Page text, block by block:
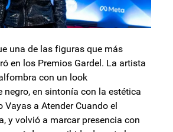
una de las figuras que más
en los Premios Gardel. La artista
con un look
negro, en sintonía con la estética
Vayas a Atender Cuando el
y volvió a marcar presencia con